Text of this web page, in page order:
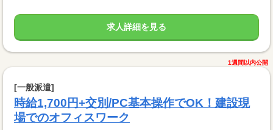
求人詳細を見る
1週間以内公開
[一般派遣]
時給1,700円+交別/PC基本操作でOK！建設現
場でのオフィスワーク